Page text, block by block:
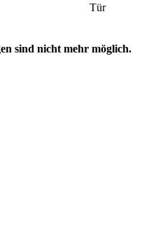
Tür
sind nicht mehr möglich.